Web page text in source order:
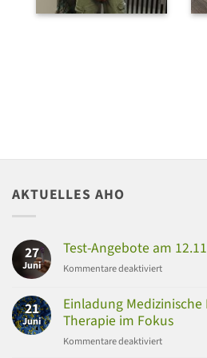
AKTUELLES AHO
27
Juni
Test-Angebote am
Kommentare deaktiviertfür
Angebote
am
12.11.
und
21
Juni
Einladung Medizinische
Therapie im Fokus
Kommentare deaktiviertfür